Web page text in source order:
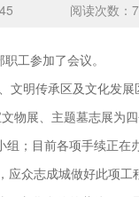
阅读次数：
工参加了会议。
明传承区及文化发
物展、主题墓志展为
；目前各项手续正在
众志成城做好此项